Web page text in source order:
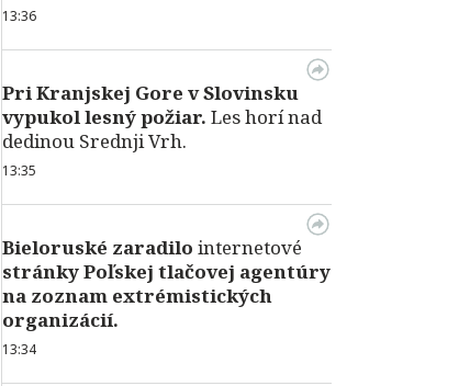
13:36
Pri Kranjskej Gore v Slovinsku
vypukol lesný požiar. Les horí nad
dedinou Srednji Vrh.
13:35
Bieloruské zaradilo internetové
stránky Poľskej tlačovej agentúry
na zoznam extrémistických
organizácií.
13:34